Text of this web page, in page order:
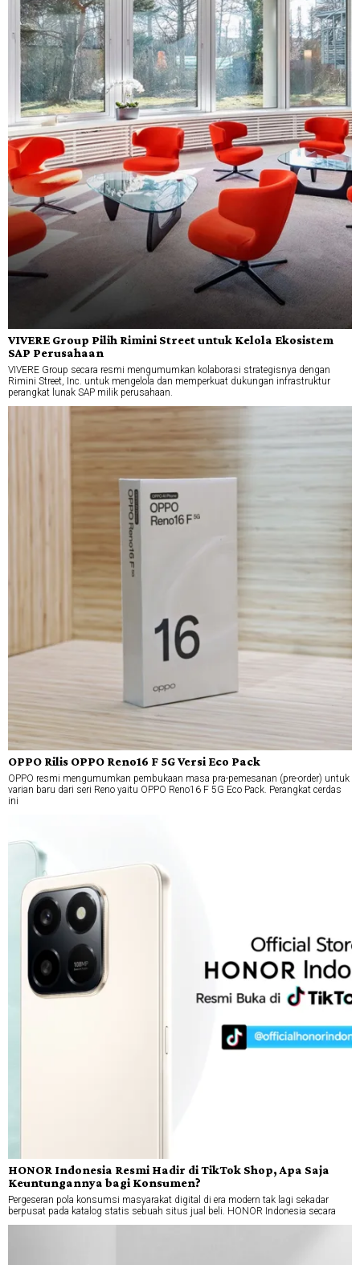
VIVERE Group Pilih Rimini Street untuk Kelola Ekosistem
SAP Perusahaan
VIVERE Group secara resmi mengumumkan kolaborasi strategisnya dengan
Rimini Street, Inc. untuk mengelola dan memperkuat dukungan infrastruktur
perangkat lunak SAP milik perusahaan.
OPPO Rilis OPPO Reno16 F 5G Versi Eco Pack
OPPO resmi mengumumkan pembukaan masa pra-pemesanan (pre-order) untuk
varian baru dari seri Reno yaitu OPPO Reno16 F 5G Eco Pack. Perangkat cerdas
ini
HONOR Indonesia Resmi Hadir di TikTok Shop, Apa Saja
Keuntungannya bagi Konsumen?
Pergeseran pola konsumsi masyarakat digital di era modern tak lagi sekadar
berpusat pada katalog statis sebuah situs jual beli. HONOR Indonesia secara